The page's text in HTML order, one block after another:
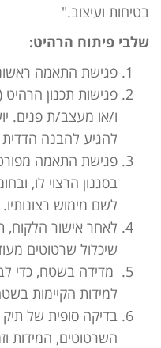
בטיחות ועיצוב."
שלבי פיתוח הרהיט:
פגישת התאמה
פגישות תכנון
ו/או מעצב/ת פנים.
להגיע להבנה הדדית
פגישת התאמה
בסגנון הרצוי לו,
לשם מימוש רצונותיו.
לאחר אישור
שיכלול שרטוטים
מדידה בשטח, כדי
למידות הקיימות
בדיקה סופית של
השרטוטים, המידות